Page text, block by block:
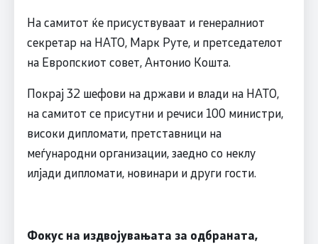
На самитот ќе присуствуваат и генералниот
секретар на НАТО, Марк Руте, и претседателот
на Европскиот совет, Антонио Кошта.
Покрај 32 шефови на држави и влади на НАТО,
на самитот се присутни и речиси 100 министри,
високи дипломати, претставници на
меѓународни организации, заедно со неклу
илјади дипломати, новинари и други гости.
Фокус на издвојувањата за одбраната,